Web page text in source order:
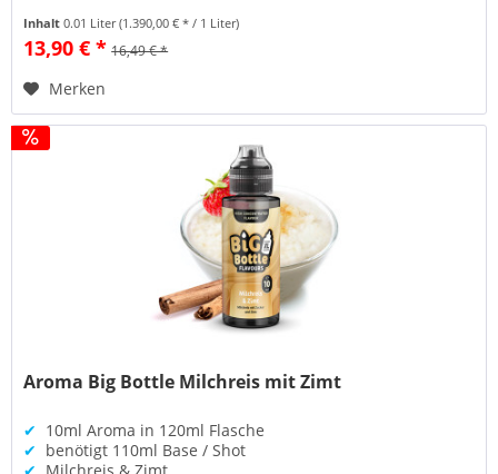
Inhalt0.01 Liter(1.390,00 € * / 1 Liter)
13,90 € * 16,49 € *
Merken
Aroma Big Bottle Milchreis mit Zimt
✔ 10ml Aroma in 120ml Flasche
✔ benötigt 110ml Base / Shot